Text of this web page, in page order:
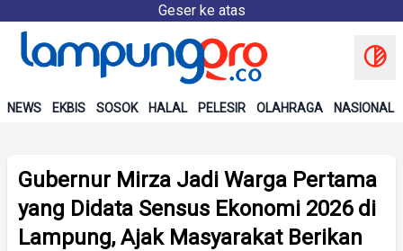
Geser ke atas
NEWS EKBIS SOSOK HALAL PELESIR OLAHRAGA NASIONAL
Gubernur Mirza Jadi Warga Pertama
yang Didata Sensus Ekonomi 2026 di
Lampung, Ajak Masyarakat Berikan